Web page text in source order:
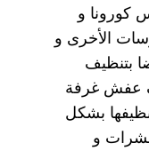
كورونا و
الأخرى و
بتنظيف
عفش غرفة
بشكل
و